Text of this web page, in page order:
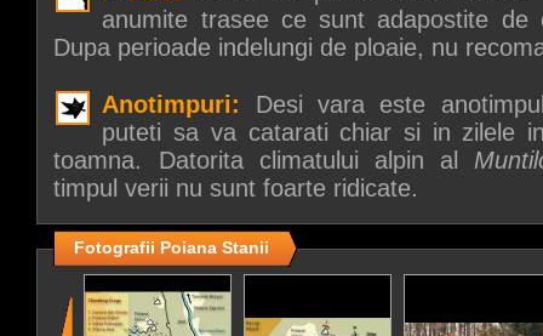
anumite trasee ce sunt adapostite
Dupa perioade indelungi de ploaie, nu
Anotimpuri: Desi vara este
puteti sa va catarati chiar si in zilele
toamna. Datorita climatului alpin al
timpul verii nu sunt foarte ridicate.
Fotografii Poiana Stanii